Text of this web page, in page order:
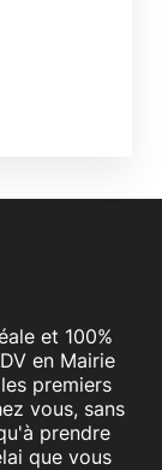
et 100%
en Mairie
premiers
vous, sans
prendre
que vous